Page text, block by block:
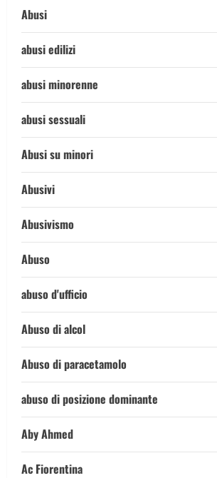
Abusi
abusi edilizi
abusi minorenne
abusi sessuali
Abusi su minori
Abusivi
Abusivismo
Abuso
abuso d'ufficio
Abuso di alcol
Abuso di paracetamolo
abuso di posizione dominante
Aby Ahmed
Ac Fiorentina